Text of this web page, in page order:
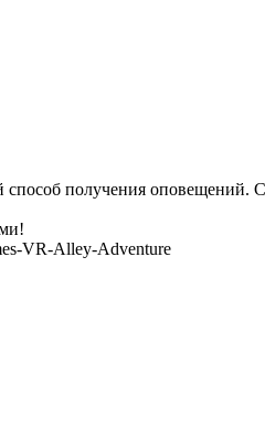
получения оповещений.
VR-Alley-Adventure